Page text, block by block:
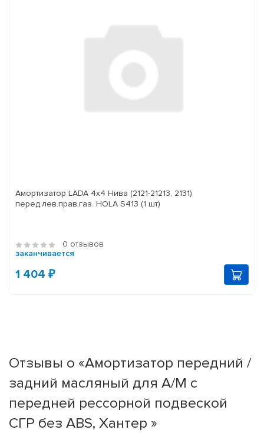
Амортизатор LADA 4x4 Нива (2121-21213, 2131)
перед.лев.прав.газ. HOLA S413 (1 шт)
0 отзывов
заканчивается
1 404 ₽
Отзывы о «Амортизатор передний /
задний масляный для А/М с
передней рессорной подвеской
СГР без ABS, Хантер »